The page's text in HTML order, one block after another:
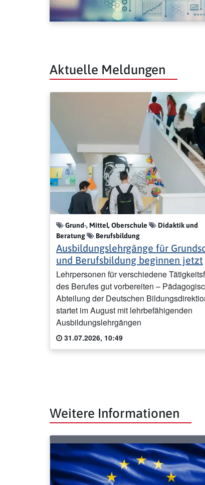
Aktuelle Meldungen
Grund-, Mittel, Oberschule
Didaktik und
Beratung
Berufsbildung
Ausbildungslehrgänge für
und Berufsbildung beginnen jetzt
Lehrpersonen für verschiedene
des Berufes gut vorbereiten –
Abteilung der Deutschen
startet im August mit lehrbefähigenden
Ausbildungslehrgängen
31.07.2026, 10:49
Weitere Informationen